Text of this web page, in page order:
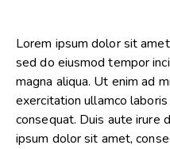
Lorem ipsum dolor sit
sed do eiusmod tempor
magna aliqua. Ut enim ad
exercitation ullamco
consequat. Duis aute irure
ipsum dolor sit amet,